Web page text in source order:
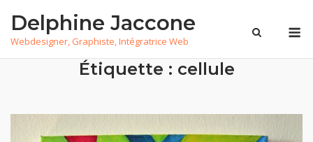
content
Delphine Jaccone
Webdesigner, Graphiste, Intégratrice Web
Étiquette : cellule